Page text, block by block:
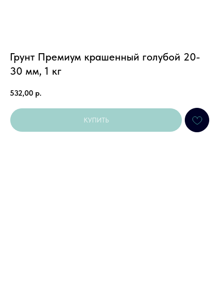
Грунт Премиум крашенный голубой 20-
30 мм, 1 кг
532,00 р.
КУПИТЬ